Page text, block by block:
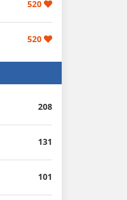
520
520
208
131
101